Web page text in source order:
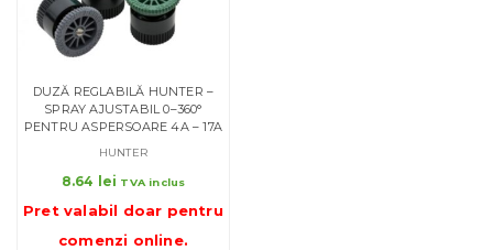
DUZĂ REGLABILĂ HUNTER –
SPRAY AJUSTABIL 0–360°
PENTRU ASPERSOARE 4A – 17A
HUNTER
8.64 lei TVA inclus
Pret valabil doar pentru
comenzi online.